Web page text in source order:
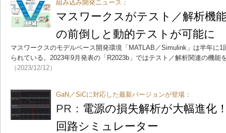
組み込み開発ニュース：
マスワークスがテスト／解析機
の前倒しと動的テストが可能に
マスワークスのモデルベース開発環境「MATLAB／Simulink」は半年に
られている。2023年9月発表の「R2023b」ではテスト／解析関連の機能
（2023/12/12）
GaN／SiCに対応した最新バージョンが登場：
PR： 電源の損失解析が大幅進
回路シミュレーター